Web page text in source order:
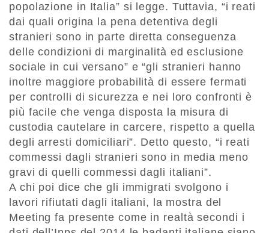
popolazione in Italia” si legge. Tuttavia, “i reati
dai quali origina la pena detentiva degli
stranieri sono in parte diretta conseguenza
delle condizioni di marginalità ed esclusione
sociale in cui versano” e “gli stranieri hanno
inoltre maggiore probabilità di essere fermati
per controlli di sicurezza e nei loro confronti è
più facile che venga disposta la misura di
custodia cautelare in carcere, rispetto a quella
degli arresti domiciliari”. Detto questo, “i reati
commessi dagli stranieri sono in media meno
gravi di quelli commessi dagli italiani”.
A chi poi dice che gli immigrati svolgono i
lavori rifiutati dagli italiani, la mostra del
Meeting fa presente come in realtà secondi i